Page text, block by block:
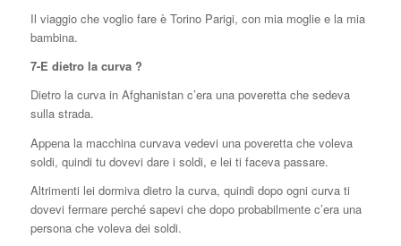
Il viaggio che voglio fare è Torino Parigi, con mia moglie e la mia
bambina.
7-E dietro la curva ?
Dietro la curva in Afghanistan c’era una poveretta che sedeva
sulla strada.
Appena la macchina curvava vedevi una poveretta che voleva
soldi, quindi tu dovevi dare i soldi, e lei ti faceva passare.
Altrimenti lei dormiva dietro la curva, quindi dopo ogni curva ti
dovevi fermare perché sapevi che dopo probabilmente c’era una
persona che voleva dei soldi.